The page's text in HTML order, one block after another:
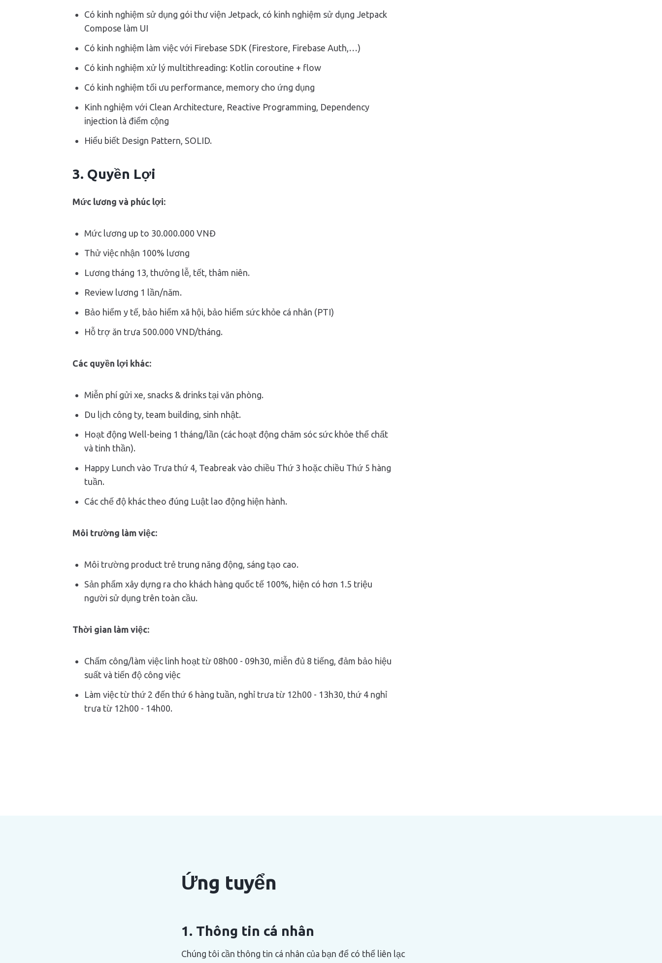
Có kinh nghiệm sử dụng gói thư viện Jetpack, có kinh nghiệm sử dụng Jetpack
Compose làm UI
Có kinh nghiệm làm việc với Firebase SDK (Firestore, Firebase Auth,…)
Có kinh nghiệm xử lý multithreading: Kotlin coroutine + flow
Có kinh nghiệm tối ưu performance, memory cho ứng dụng
Kinh nghiệm với Clean Architecture, Reactive Programming, Dependency
injection là điểm cộng
Hiểu biết Design Pattern, SOLID.
3. Quyền Lợi
Mức lương và phúc lợi:
Mức lương up to 30.000.000 VNĐ
Thử việc nhận 100% lương
Lương tháng 13, thưởng lễ, tết, thâm niên.
Review lương 1 lần/năm.
Bảo hiểm y tế, bảo hiểm xã hội, bảo hiểm sức khỏe cá nhân (PTI)
Hỗ trợ ăn trưa 500.000 VND/tháng.
Các quyền lợi khác:
Miễn phí gửi xe, snacks & drinks tại văn phòng.
Du lịch công ty, team building, sinh nhật.
Hoạt động Well-being 1 tháng/lần (các hoạt động chăm sóc sức khỏe thể chất
và tinh thần).
Happy Lunch vào Trưa thứ 4, Teabreak vào chiều Thứ 3 hoặc chiều Thứ 5 hàng
tuần.
Các chế độ khác theo đúng Luật lao động hiện hành.
Môi trường làm việc:
Môi trường product trẻ trung năng động, sáng tạo cao.
Sản phẩm xây dựng ra cho khách hàng quốc tế 100%, hiện có hơn 1.5 triệu
người sử dụng trên toàn cầu.
Thời gian làm việc:
Chấm công/làm việc linh hoạt từ 08h00 - 09h30, miễn đủ 8 tiếng, đảm bảo hiệu
suất và tiến độ công việc
Làm việc từ thứ 2 đến thứ 6 hàng tuần, nghỉ trưa từ 12h00 - 13h30, thứ 4 nghỉ
trưa từ 12h00 - 14h00.
Ứng tuyển
1. Thông tin cá nhân
Chúng tôi cần thông tin cá nhân của bạn để có thể liên lạc